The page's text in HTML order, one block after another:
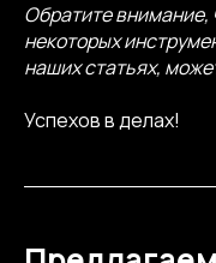
Обратите внимание,
некоторых
наших статьях,
Успехов в делах!